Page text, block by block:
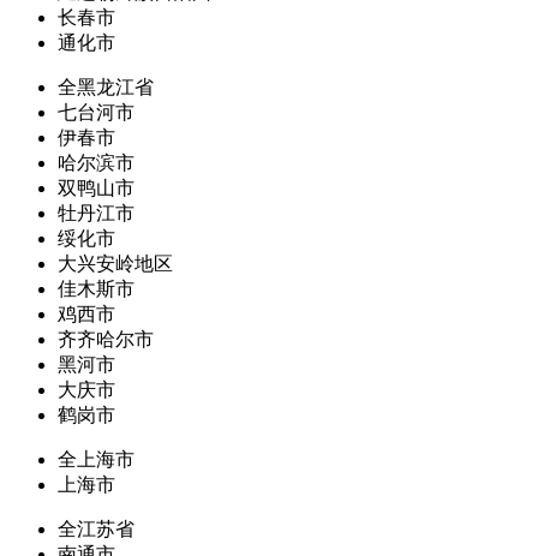
长春市
通化市
全黑龙江省
七台河市
伊春市
哈尔滨市
双鸭山市
牡丹江市
绥化市
大兴安岭地区
佳木斯市
鸡西市
齐齐哈尔市
黑河市
大庆市
鹤岗市
全上海市
上海市
全江苏省